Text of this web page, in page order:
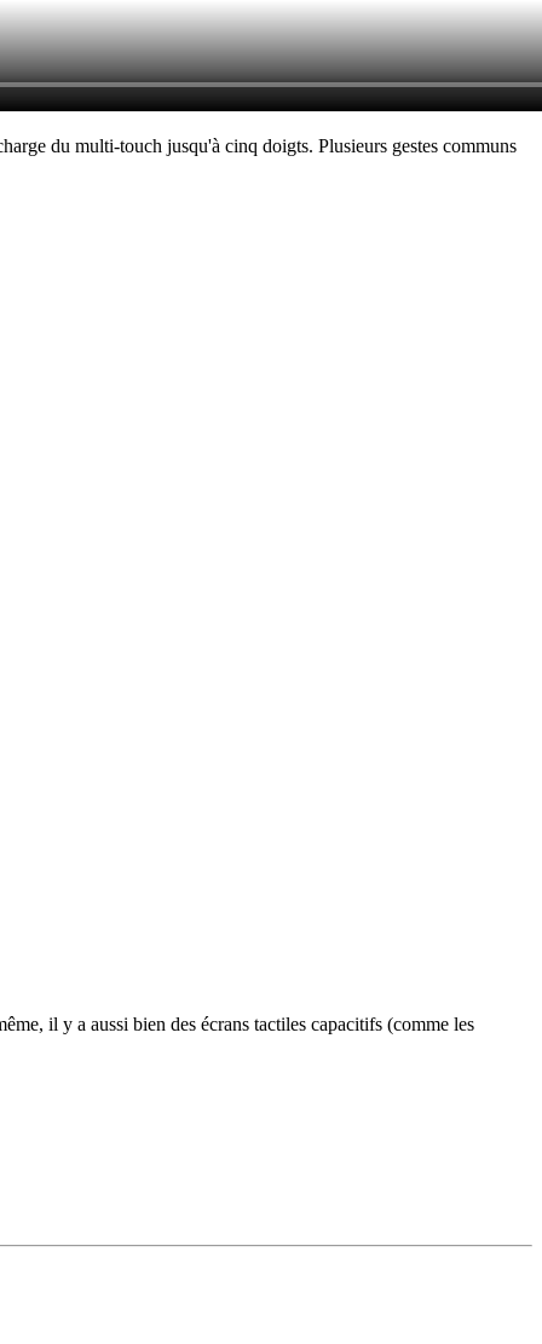
du multi-touch jusqu'à cinq doigts. Plusieurs gestes communs
il y a aussi bien des écrans tactiles capacitifs (comme les